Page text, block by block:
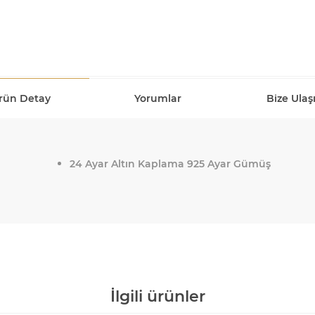
Detay Yorumlar Bize
24 Ayar Altın Kaplama 925 Ayar Gümüş
İlgili ürünler